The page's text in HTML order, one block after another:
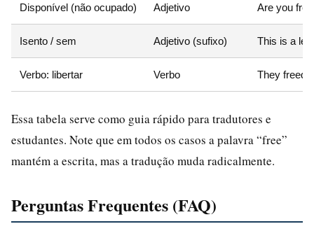
Disponível (não ocupado) Adjetivo Are you
Isento / sem Adjetivo (sufixo) This is a
Verbo: libertar Verbo They freed
Essa tabela serve como guia rápido para tradutores e
estudantes. Note que em todos os casos a palavra “free”
mantém a escrita, mas a tradução muda radicalmente.
Perguntas Frequentes (FAQ)